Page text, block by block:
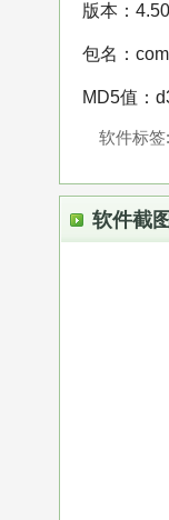
版本：
包名：
MD5值：
软件标签:
软件截图